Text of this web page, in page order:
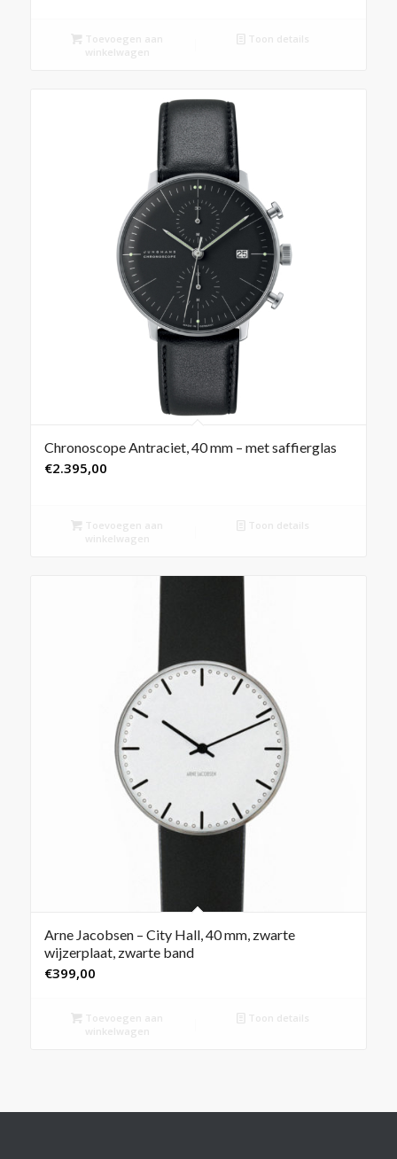
Toevoegen aan
winkelwagen
Toon details
Chronoscope Antraciet, 40 mm – met saffierglas
€2.395,00
Toevoegen aan
winkelwagen
Toon details
Arne Jacobsen – City Hall, 40 mm, zwarte
wijzerplaat, zwarte band
€399,00
Toevoegen aan
winkelwagen
Toon details